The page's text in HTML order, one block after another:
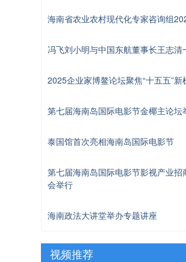
海南省农业农村现代化专家咨询组
冯飞刘小明与中国东航董事长王志清
2025企业家博鳌论坛聚焦“十五五”新
第七届海南岛国际电影节金椰主论坛
泰国馆首次亮相海南岛国际电影节
第七届海南岛国际电影节影视产业招
会举行
海南政法大讲堂举办专题讲座
视频推荐